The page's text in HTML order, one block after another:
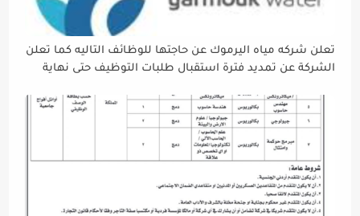
تعلن شركه مياه اليرموك عن حاجتها للوظائف التاليه كما تعلن
الشركة عن تمديد فترة استقبال طلبات التوظيف حتى نهاية
إتاحة الفرصة الكافية أمام الجميع لاستكمال إجراءات التقديم.